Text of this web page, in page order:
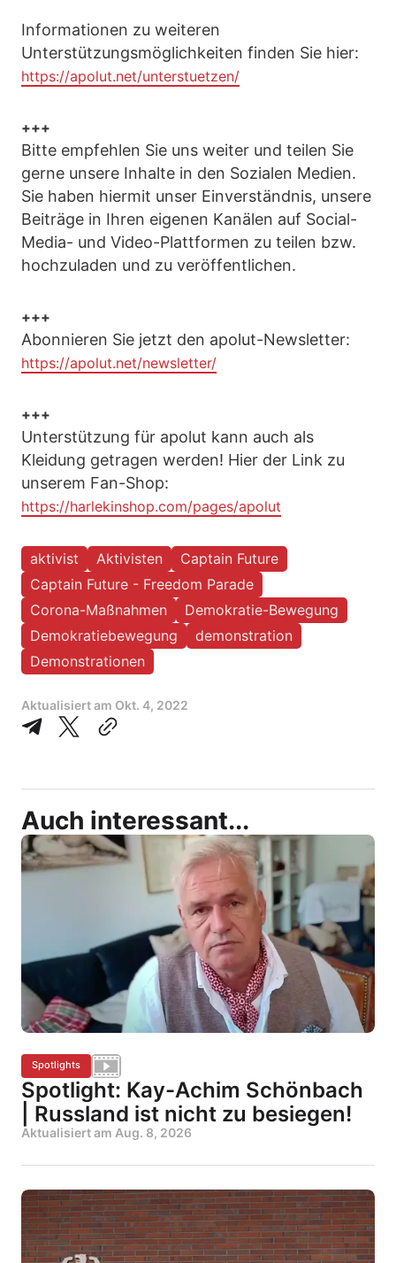
Informationen zu weiteren
Unterstützungsmöglichkeiten finden Sie hier:
https://apolut.net/unterstuetzen/
+++
Bitte empfehlen Sie uns weiter und teilen Sie
gerne unsere Inhalte in den Sozialen Medien.
Sie haben hiermit unser Einverständnis, unsere
Beiträge in Ihren eigenen Kanälen auf Social-
Media- und Video-Plattformen zu teilen bzw.
hochzuladen und zu veröffentlichen.
+++
Abonnieren Sie jetzt den apolut-Newsletter:
https://apolut.net/newsletter/
+++
Unterstützung für apolut kann auch als
Kleidung getragen werden! Hier der Link zu
unserem Fan-Shop:
https://harlekinshop.com/pages/apolut
aktivist Aktivisten
Captain Future
Captain Future - Freedom Parade
Corona-Maßnahmen
Demokratie-Bewegung
Demokratiebewegung
demonstration
Demonstrationen
Aktualisiert am Okt. 4, 2022
Auch interessant...
Spotlights
Spotlight: Kay-Achim Schönbach
| Russland ist nicht zu besiegen!
Aktualisiert am Aug. 8, 2026